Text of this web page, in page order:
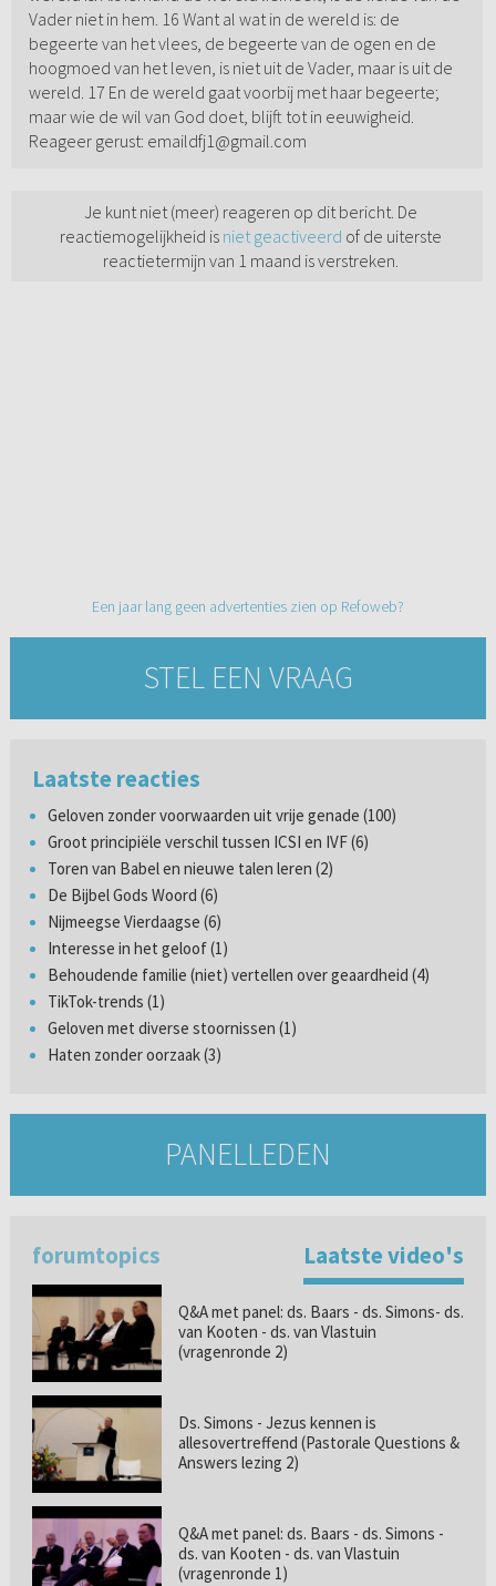
Vader niet in hem. 16 Want al wat in de wereld is: de
begeerte van het vlees, de begeerte van de ogen en de
hoogmoed van het leven, is niet uit de Vader, maar is uit de
wereld. 17 En de wereld gaat voorbij met haar begeerte;
maar wie de wil van God doet, blijft tot in eeuwigheid.
Reageer gerust: emaildfj1@gmail.com
Je kunt niet (meer) reageren op dit bericht. De
reactiemogelijkheid is niet geactiveerd of de uiterste
reactietermijn van 1 maand is verstreken.
Een jaar lang geen advertenties zien op Refoweb?
STEL EEN VRAAG
Laatste reacties
Geloven zonder voorwaarden uit vrije genade (100)
Groot principiële verschil tussen ICSI en IVF (6)
Toren van Babel en nieuwe talen leren (2)
De Bijbel Gods Woord (6)
Nijmeegse Vierdaagse (6)
Interesse in het geloof (1)
Behoudende familie (niet) vertellen over geaardheid (4)
TikTok-trends (1)
Geloven met diverse stoornissen (1)
Haten zonder oorzaak (3)
PANELLEDEN
forumtopics Laatste video's
Q&A met panel: ds. Baars - ds. Simons- ds.
van Kooten - ds. van Vlastuin
(vragenronde 2)
Ds. Simons - Jezus kennen is
allesovertreffend (Pastorale Questions &
Answers lezing 2)
Q&A met panel: ds. Baars - ds. Simons -
ds. van Kooten - ds. van Vlastuin
(vragenronde 1)